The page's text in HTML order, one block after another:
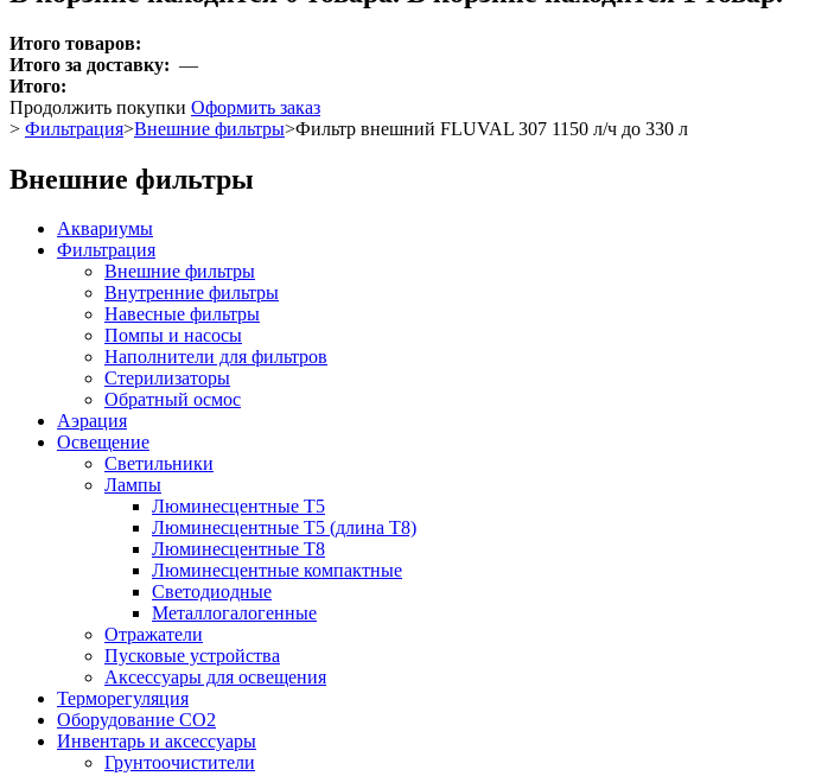
Итого товаров:
Итого за доставку: —
Итого:
Продолжить покупки Оформить заказ
> Фильтрация>Внешние фильтры>Фильтр внешний FLUVAL 307 1150 л/ч до 330 л
Внешние фильтры
Аквариумы
Фильтрация
Внешние фильтры
Внутренние фильтры
Навесные фильтры
Помпы и насосы
Наполнители для фильтров
Стерилизаторы
Обратный осмос
Аэрация
Освещение
Светильники
Лампы
Люминесцентные T5
Люминесцентные T5 (длина T8)
Люминесцентные T8
Люминесцентные компактные
Светодиодные
Металлогалогенные
Отражатели
Пусковые устройства
Аксессуары для освещения
Терморегуляция
Оборудование CO2
Инвентарь и аксессуары
Грунтоочистители